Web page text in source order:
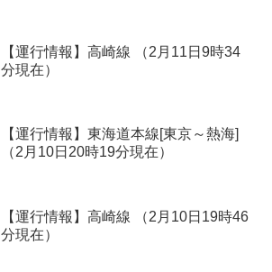
【運行情報】高崎線 （2月11日9時34
分現在）
【運行情報】東海道本線[東京～熱海]
（2月10日20時19分現在）
【運行情報】高崎線 （2月10日19時46
分現在）